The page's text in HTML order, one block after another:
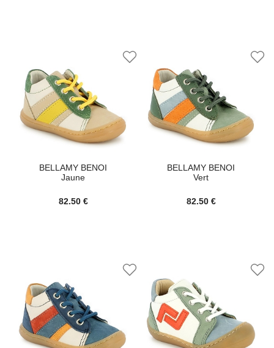
BELLAMY BENOI
Jaune
82.50 €
BELLAMY BENOI
Vert
82.50 €